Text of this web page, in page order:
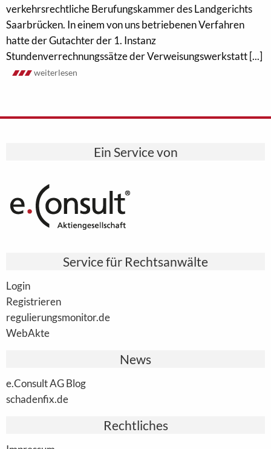
verkehrsrechtliche Berufungskammer des Landgerichts
Saarbrücken. In einem von uns betriebenen Verfahren
hatte der Gutachter der 1. Instanz
Stundenverrechnungssätze der Verweisungswerkstatt [...]
weiterlesen
Ein Service von
Service für Rechtsanwälte
Login
Registrieren
regulierungsmonitor.de
WebAkte
News
e.Consult AG Blog
schadenfix.de
Rechtliches